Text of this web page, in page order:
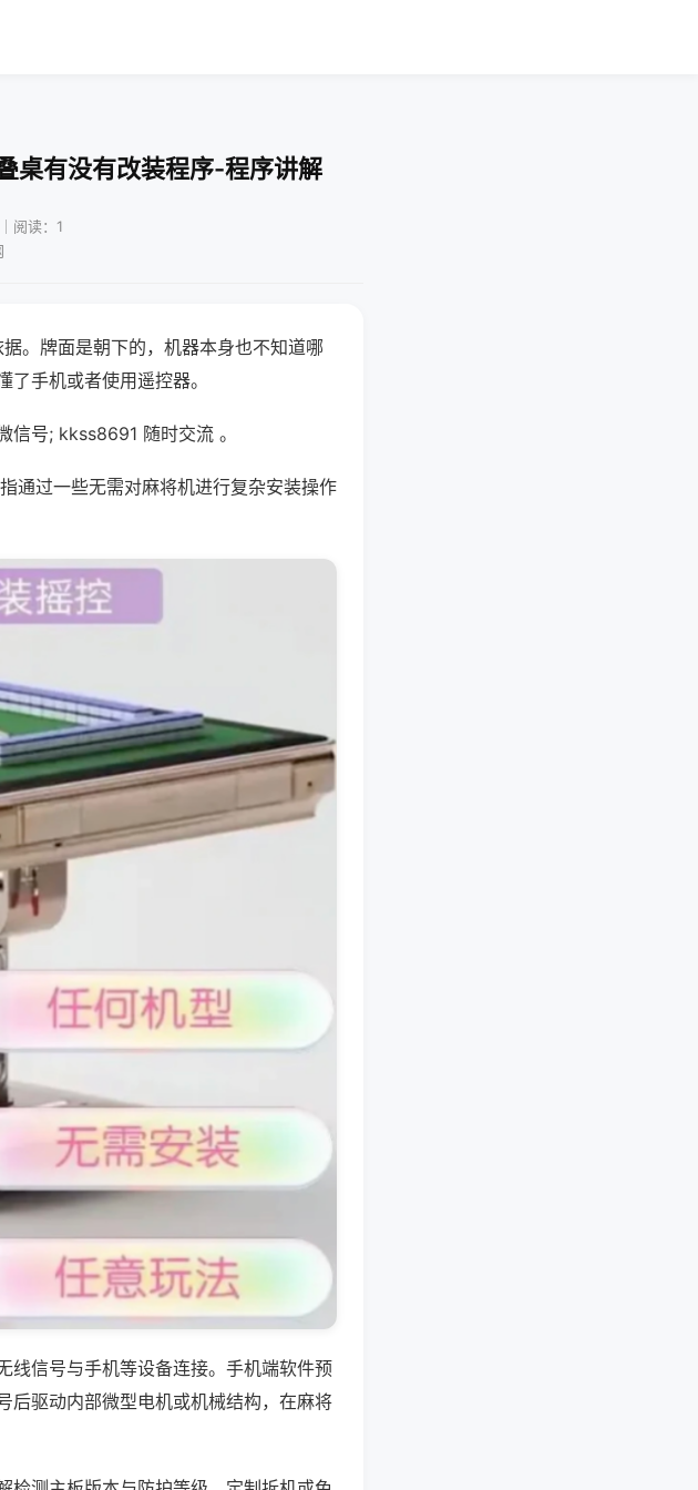
桌有没有改装程序-程序讲解
阅读：1
。牌面是朝下的，机器本身也不知道哪
手机或者使用遥控器。
信号; kkss8691 随时交流 。
通过一些无需对麻将机进行复杂安装操作
线信号与手机等设备连接。手机端软件预
后驱动内部微型电机或机械结构，在麻将